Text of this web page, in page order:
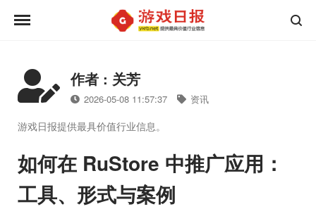
作者 : 关芳
2026-05-08 11:57:37 资讯
游戏日报提供最具价值行业信息。
如何在 RuStore 中推广应用：
工具、形式与案例